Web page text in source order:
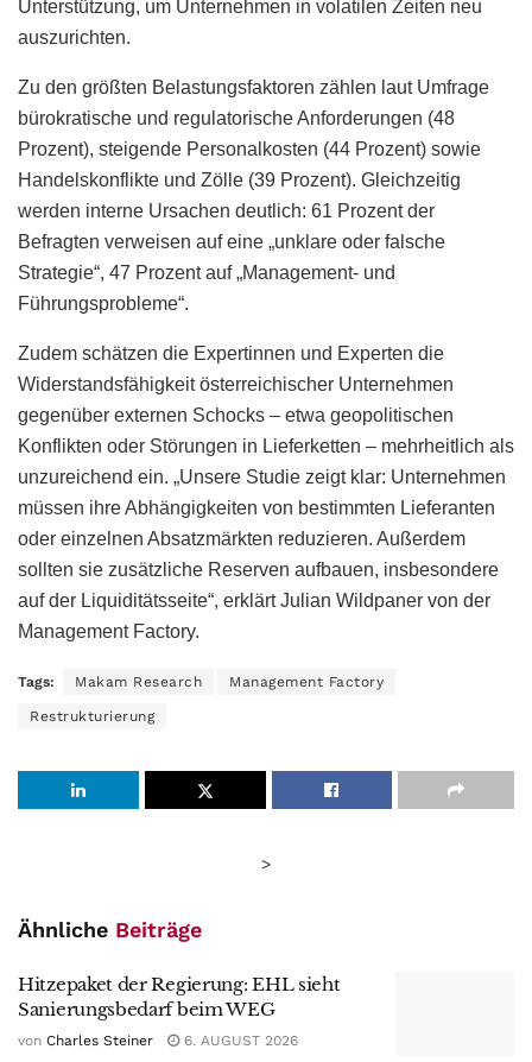
Unterstützung, um Unternehmen in volatilen Zeiten neu
auszurichten.
Zu den größten Belastungsfaktoren zählen laut Umfrage
bürokratische und regulatorische Anforderungen (48
Prozent), steigende Personalkosten (44 Prozent) sowie
Handelskonflikte und Zölle (39 Prozent). Gleichzeitig
werden interne Ursachen deutlich: 61 Prozent der
Befragten verweisen auf eine „unklare oder falsche
Strategie“, 47 Prozent auf „Management- und
Führungsprobleme“.
Zudem schätzen die Expertinnen und Experten die
Widerstandsfähigkeit österreichischer Unternehmen
gegenüber externen Schocks – etwa geopolitischen
Konflikten oder Störungen in Lieferketten – mehrheitlich als
unzureichend ein. „Unsere Studie zeigt klar: Unternehmen
müssen ihre Abhängigkeiten von bestimmten Lieferanten
oder einzelnen Absatzmärkten reduzieren. Außerdem
sollten sie zusätzliche Reserven aufbauen, insbesondere
auf der Liquiditätsseite“, erklärt Julian Wildpaner von der
Management Factory.
Tags: Makam Research Management Factory
Restrukturierung
>
Ähnliche Beiträge
Hitzepaket der Regierung: EHL sieht
Sanierungsbedarf beim WEG
von Charles Steiner 6. AUGUST 2026